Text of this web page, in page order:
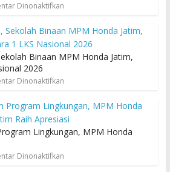
Dinonaktifkan
Binaan MPM Honda Jatim,
2026
Dinonaktifkan
Lingkungan, MPM Honda
Dinonaktifkan